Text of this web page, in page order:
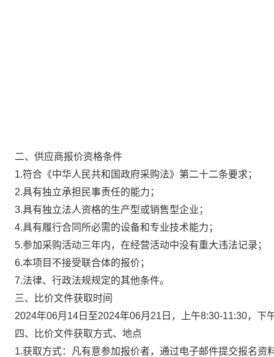
二、供应商报价资格条件
1.符合《中华人民共和国政府采购法》第二十二条要求；
2.具有独立承担民事责任的能力；
3.具有独立法人资格的生产型或销售型企业；
4.具有履行合同所必需的设备和专业技术能力；
5.参加采购活动三年内，在经营活动中没有重大违法记录；
6.本项目不接受联合体的报价；
7.法律、行政法规规定的其他条件。
三、比价文件获取时间
2024年06月14日至2024年06月21日，上午8:30-11:30，下
四、比价文件获取方式、地点
1.获取方式：凡有意参加报价者，通过电子邮件提交报名